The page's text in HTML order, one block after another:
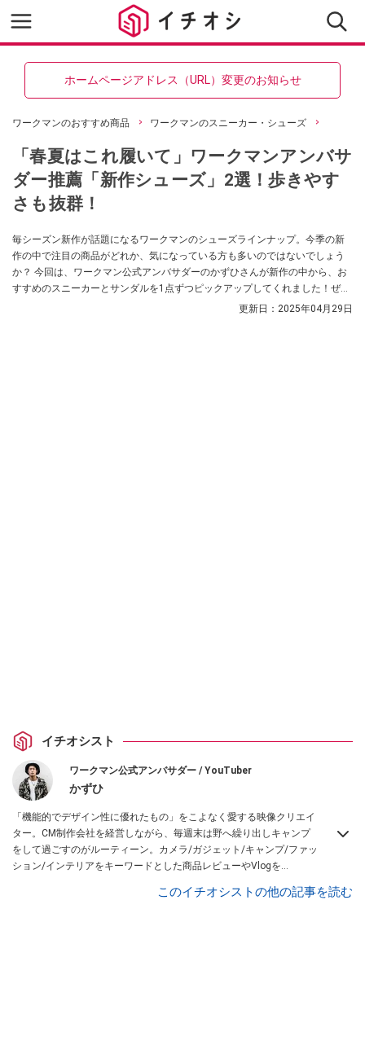
ホームページアドレス（URL）変更のお知らせ
ワークマンのおすすめ商品 ワークマンのスニーカー・シューズ
「春夏はこれ履いて」ワークマンアンバサ
ダー推薦「新作シューズ」2選！歩きやす
さも抜群！
毎シーズン新作が話題になるワークマンのシューズラインナップ。今季の新
作の中で注目の商品がどれか、気になっている方も多いのではないでしょう
か？ 今回は、ワークマン公式アンバサダーのかずひさんが新作の中から、お
すすめのスニーカーとサンダルを1点ずつピックアップしてくれました！ぜひ
更新日： 2025年04月29日
イチオシスト
ワークマン公式アンバサダー / YouTuber
かずひ
「機能的でデザイン性に優れたもの」をこよなく愛する映像クリエイ
ター。CM制作会社を経営しながら、毎週末は野へ繰り出しキャンプ
をして過ごすのがルーティーン。カメラ/ガジェット/キャンプ/ファッ
ション/インテリアをキーワードとした商品レビューやVlogを
クマンで過ごしている自称 #ワークマンおじさん である。 Twitterはこ
このイチオシストの他の記事を読む